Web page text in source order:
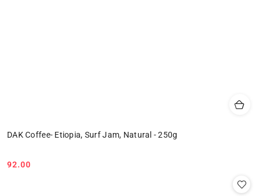
DAK Coffee- Etiopia, Surf Jam, Natural - 250g
Cena:
92.00